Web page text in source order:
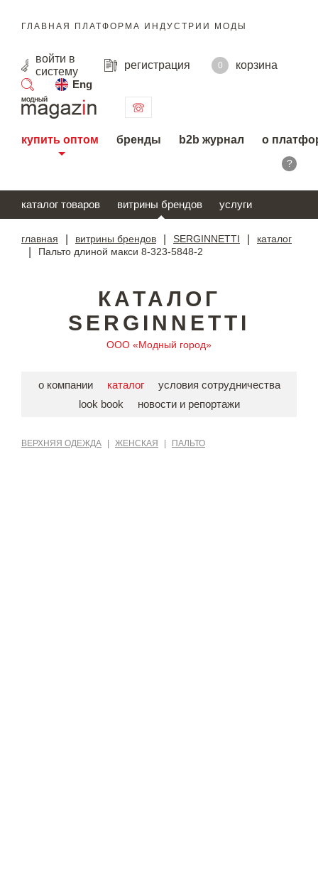
ГЛАВНАЯ ПЛАТФОРМА ИНДУСТРИИ МОДЫ
войти в
систему
регистрация 0
корзина
Eng
поиск
купить оптом бренды b2b журнал о
?
каталог товаров витрины брендов услуги
главная витрины брендов SERGINNETTI каталог
Пальто длиной макси 8-323-5848-2
КАТАЛОГ
SERGINNETTI
ООО «Модный город»
о компании каталог
условия сотрудничества
look book
новости и репортажи
ВЕРХНЯЯ ОДЕЖДА ЖЕНСКАЯ ПАЛЬТО